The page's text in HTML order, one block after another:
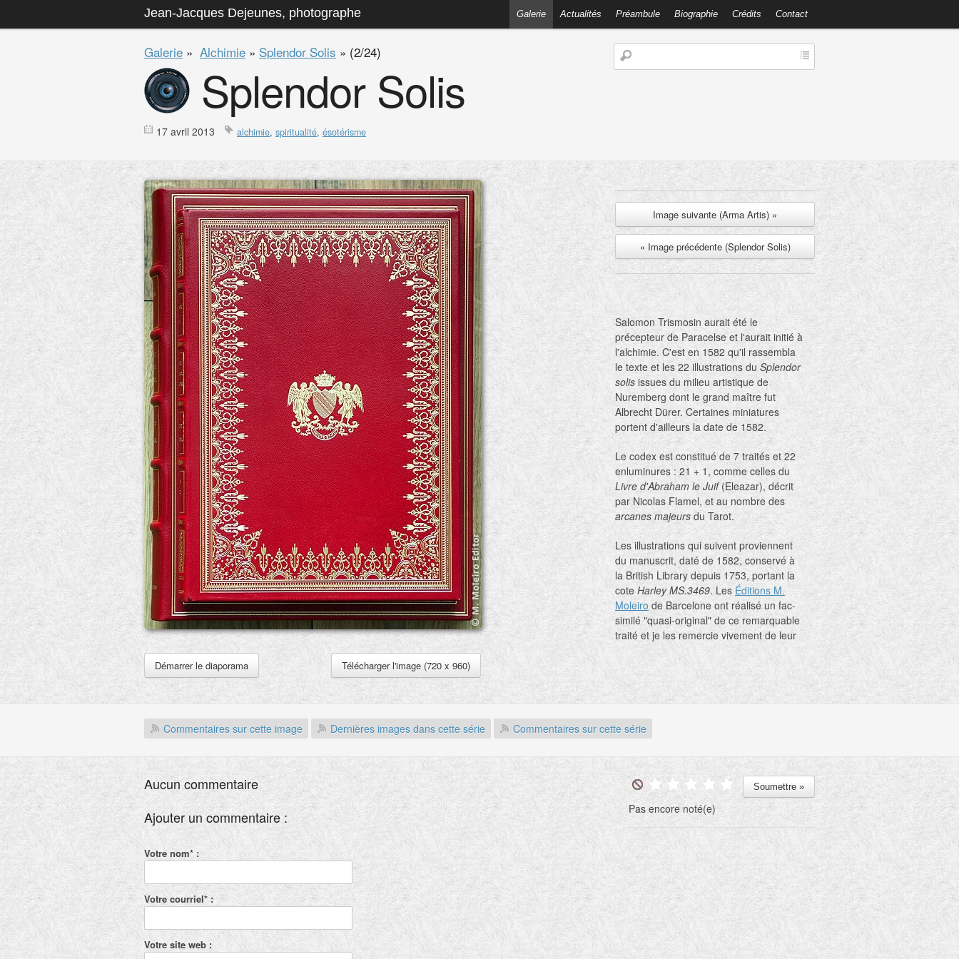
Jean-Jacques Dejeunes, photographe Galerie Actualités Préambule Biographie Crédits Contact
Galerie » Alchimie » Splendor Solis » (2/24)
Splendor Solis
17 avril 2013 alchimie, spiritualité, ésotérisme
Télécharger l'image (720 x 960)
Démarrer le diaporama
Image suivante (Arma Artis) »
« Image précédente (Splendor Solis)
Salomon Trismosin aurait été le
précepteur de Paracelse et l'aurait initié à
l'alchimie. C'est en 1582 qu'il rassembla
le texte et les 22 illustrations du Splendor
solis issues du milieu artistique de
Nuremberg dont le grand maître fut
Albrecht Dürer. Certaines miniatures
portent d'ailleurs la date de 1582.
Le codex est constitué de 7 traités et 22
enluminures : 21 + 1, comme celles du
Livre d'Abraham le Juif(Eleazar), décrit
par Nicolas Flamel, et au nombre des
arcanes majeurs du Tarot.
Les illustrations qui suivent proviennent
du manuscrit, daté de 1582, conservé à
la British Library depuis 1753, portant la
coteHarley MS.3469. Les Éditions M.
Moleiro de Barcelone ont réalisé un fac-
similé "quasi-original" de ce remarquable
traité et je les remercie vivement de leur
autorisation de reproduction sur mon site
Internet.
L'âge d'or des manuscrits enluminés se
moitié du XVIe siècle. Auteurs,
enlumineurs et commanditaires de ces
traités d'alchimie illustrés nous sont
inconnus, à de rares exceptions près, et
on aurait tort d'y chercher des instructions
pratiques pour le travail de laboratoire.
Publiée en 1612, La Toyson d'Or
est la
version française du traité alchimique
Splendor solis
(Splendeur du soleil)
la première édition allemande fut
imprimée à Rorschach en 1598 sous le
titre
Aureum Vellus
Dans le langage alchimique, on appelle
Toison d'or
la matière préparée pour
Commentaires sur cette image Dernières images dans cette série Commentaires sur cette série
Pas encore noté(e)
Aucun commentaire
Ajouter un commentaire :
Votre nom* :
Votre courriel* :
Votre site web :